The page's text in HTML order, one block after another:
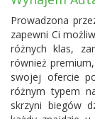
Prowadzona
zapewni Ci
różnych klas,
również
swojej ofercie
różnym typem
skrzyni biegów